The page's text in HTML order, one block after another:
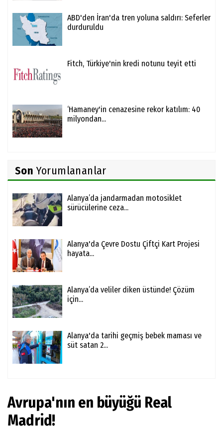
ABD'den İran'da tren yoluna saldırı: Seferler
durduruldu
Fitch, Türkiye'nin kredi notunu teyit etti
‘Hamaney'in cenazesine rekor katılım: 40
milyondan...
Son Yorumlananlar
Alanya’da jandarmadan motosiklet
sürücülerine ceza...
Alanya'da Çevre Dostu Çiftçi Kart Projesi
hayata...
Alanya’da veliler diken üstünde! Çözüm
için...
Alanya'da tarihi geçmiş bebek maması ve
süt satan 2...
Avrupa'nın en büyüğü Real
Madrid!